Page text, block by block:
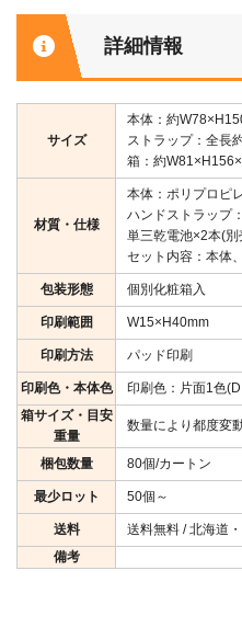
詳細情報
サイズ
本体：約
ストラップ：全長
箱：約
材質・仕様
本体：ポリプロピ
ハンドストラップ
単三乾電池×2本(別
セット内容：本体
包装形態 個別化粧箱入
印刷範囲 W15×H40mm
印刷方法 パッド印刷
印刷色・本体色
印刷色：片面1色
箱サイズ・目安
重量
数量により都度変
梱包数量 80個/カートン
最少ロット 50個～
送料
送料無料 / 北海道
備考